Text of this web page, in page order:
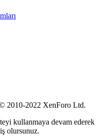
2010-2022 XenForo Ltd.
kullanmaya devam ederek
olursunuz.